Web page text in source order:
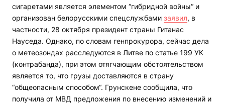
сигаретами является элементом “гибридной войны“ и
организован белорусскими спецслужбами заявил, в
частности, 28 октября президент страны Гитанас
Науседа. Однако, по словам генпрокурора, сейчас дела
о метеозондах расследуются в Литве по статье 199 УК
(контрабанда), при этом отягчающим обстоятельством
является то, что грузы доставляются в страну
“общеопасным способом“. Грунскене сообщила, что
получила от МВД предложения по внесению изменений и